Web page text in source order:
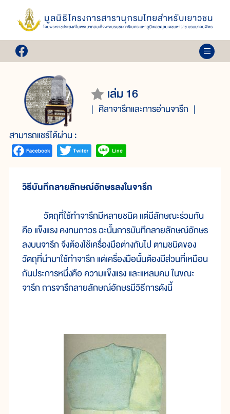
เล่ม 16
ศิลาจารึกและการอ่านจารึก
สามารถแชร์ได้ผ่าน :
วิธีบันทึกลายลักษณ์อักษรลงในจารึก
วัตถุที่ใช้ทำจารึกมีหลายชนิด แต่มีลักษณะร่วมกัน
คือ แข็งแรง คงทนถาวร ฉะนั้นการบันทึกลายลักษณ์อักษร
ลงบนจารึก จึงต้องใช้เครื่องมือต่างกันไป ตามชนิดของ
วัตถุที่นำมาใช้ทำจารึก แต่เครื่องมือนั้นต้องมีส่วนที่เหมือน
กันประการหนึ่งคือ ความแข็งแรง และแหลมคม ในขณะ
จารึก การจารึกลายลักษณ์อักษรมีวิธีการดังนี้